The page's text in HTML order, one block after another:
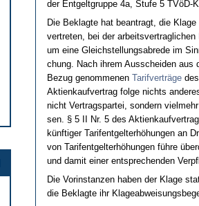
der Ent­gelt­grup­pe 4a, Stu­fe 5 TVöD-
Die Be­klag­te hat be­an­tragt, die
ver­tre­ten, bei der ar­beits­ver­trag­li­chen
um ei­ne Gleich­stel­lungs­ab­re­de im
chung. Nach ih­rem Aus­schei­den aus
Be­zug ge­nom­me­nen Ta­rif­verträge
Ak­ti­en­kauf­ver­trag fol­ge nichts
nicht Ver­trags­par­tei, son­dern
sen. § 5 II Nr. 5 des
künf­ti­ger Ta­ri­fent­gel­terhöhun­gen an
von Ta­ri­fent­gel­terhöhun­gen führe
und da­mit ei­ner ent­spre­chen­den
Die Vor­in­stan­zen ha­ben der Kla­ge
die Be­klag­te ihr